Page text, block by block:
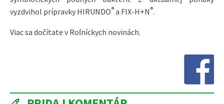
vyzdvihol prípravky HIRUNDO® a FIX-H+N ®.
Viac sa dočítate v Roľníckych novinách.